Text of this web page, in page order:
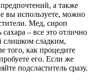
а также
вы используете, можно
Мед, сироп
– все это отлично
слишком сладким,
того, как процедите
его. Если же
подсластитель сразу.